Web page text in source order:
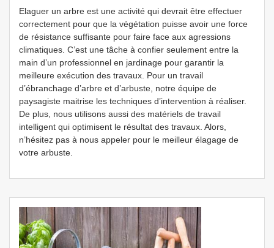
Elaguer un arbre est une activité qui devrait être effectuer
correctement pour que la végétation puisse avoir une force
de résistance suffisante pour faire face aux agressions
climatiques. C’est une tâche à confier seulement entre la
main d’un professionnel en jardinage pour garantir la
meilleure exécution des travaux. Pour un travail
d’ébranchage d’arbre et d’arbuste, notre équipe de
paysagiste maitrise les techniques d’intervention à réaliser.
De plus, nous utilisons aussi des matériels de travail
intelligent qui optimisent le résultat des travaux. Alors,
n’hésitez pas à nous appeler pour le meilleur élagage de
votre arbuste.